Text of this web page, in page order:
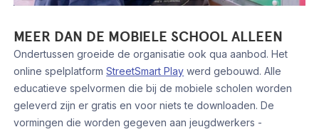
MEER DAN DE MOBIELE SCHOOL ALLEEN
Ondertussen groeide de organisatie ook qua aanbod. Het
online spelplatformStreetSmart Play werd gebouwd. Alle
educatieve spelvormen die bij de mobiele scholen worden
geleverd zijn er gratis en voor niets te downloaden. De
vormingen die worden gegeven aan jeugdwerkers -